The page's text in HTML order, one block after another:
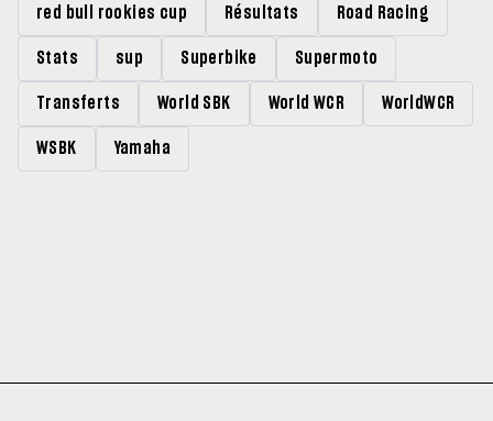
red bull rookies cup Résultats Road Racing
Stats sup Superbike Supermoto
Transferts World SBK World WCR WorldWCR
WSBK Yamaha